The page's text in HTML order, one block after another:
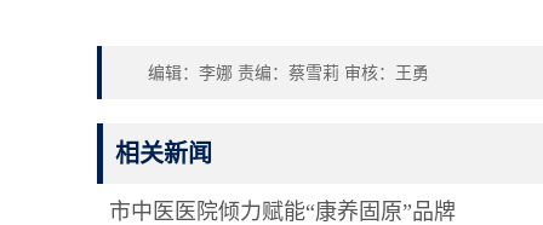
编辑：李娜 责编：蔡雪莉 审核：王勇
相关新闻
市中医医院倾力赋能“康养固原”品牌